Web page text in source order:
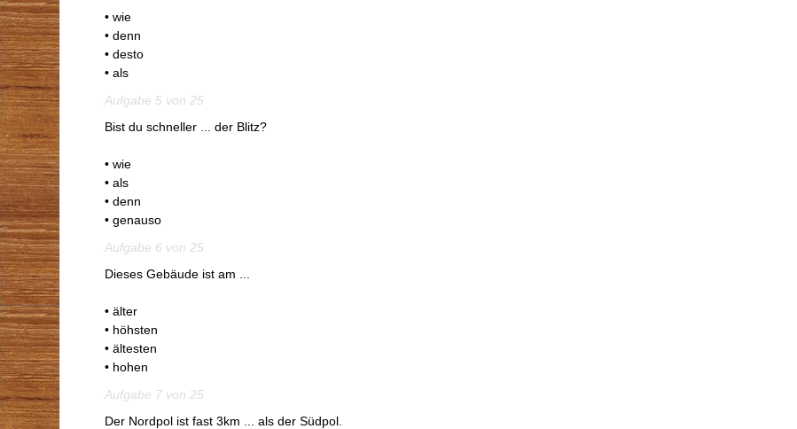
• wie
• denn
• desto
• als
Aufgabe 5 von 25
Bist du schneller ... der Blitz?
• wie
• als
• denn
• genauso
Aufgabe 6 von 25
Dieses Gebäude ist am ...
• älter
• höhsten
• ältesten
• hohen
Aufgabe 7 von 25
Der Nordpol ist fast 3km ... als der Südpol.